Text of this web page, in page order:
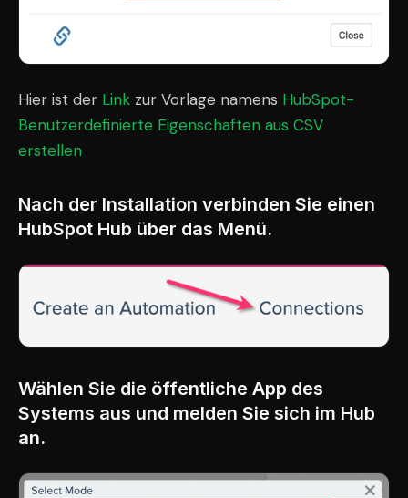
Hier ist der Link zur Vorlage namens HubSpot-
Benutzerdefinierte Eigenschaften aus CSV
erstellen
Nach der Installation verbinden Sie einen
HubSpot Hub über das Menü.
Wählen Sie die öffentliche App des
Systems aus und melden Sie sich im Hub
an.